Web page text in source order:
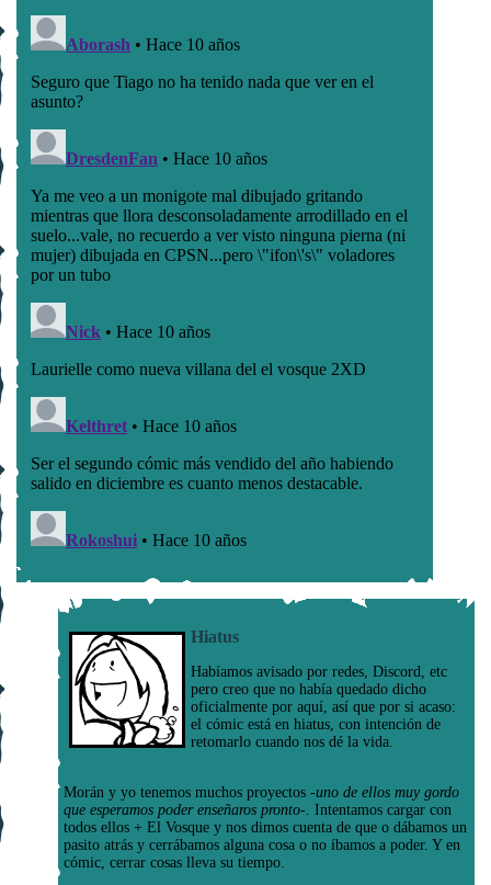
Hiatus
Habíamos avisado por redes, Discord, etc
pero creo que no había quedado dicho
oficialmente por aquí, así que por si acaso:
el cómic está en hiatus, con intención de
retomarlo cuando nos dé la vida.
Morán y yo tenemos muchos proyectos -uno de ellos muy gordo
que esperamos poder enseñaros pronto- . Intentamos cargar con
todos ellos + El Vosque y nos dimos cuenta de que o dábamos un
pasito atrás y cerrábamos alguna cosa o no íbamos a poder. Y en
cómic, cerrar cosas lleva su tiempo.